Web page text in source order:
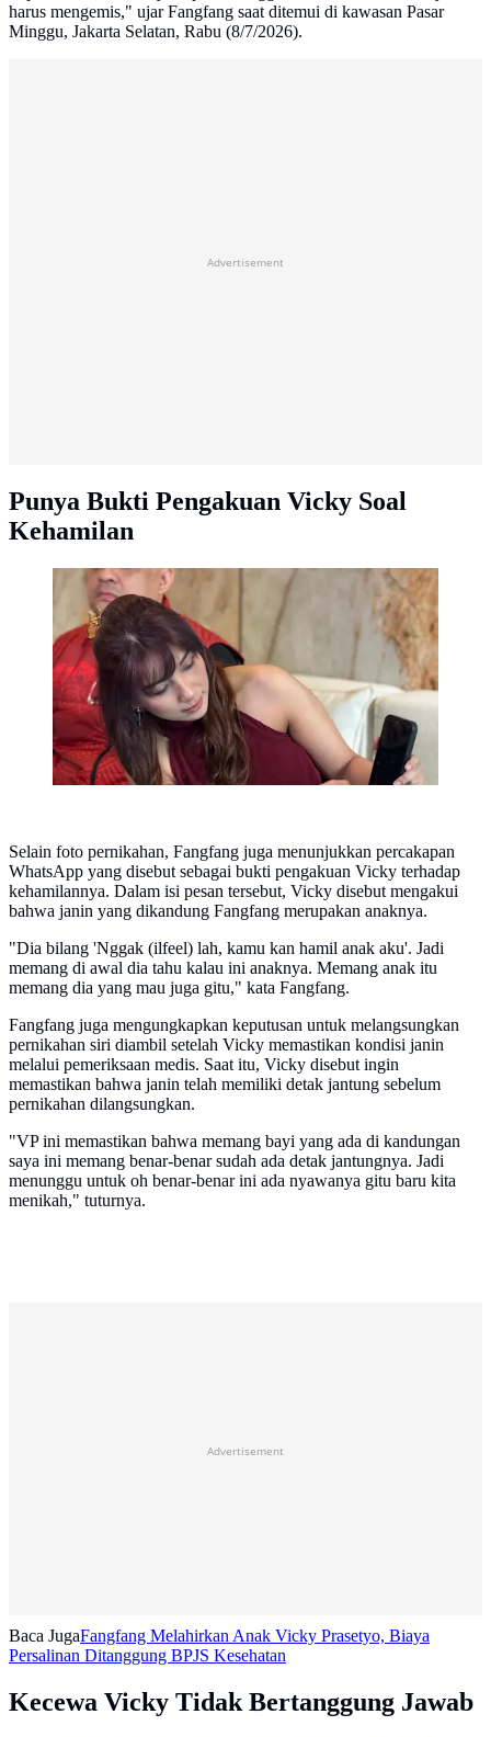
harus mengemis," ujar Fangfang saat ditemui di kawasan Pasar
Minggu, Jakarta Selatan, Rabu (8/7/2026).
Advertisement
Punya Bukti Pengakuan Vicky Soal
Kehamilan
Fangfang tunjukkan HP ke wartawan (©
KapanLagi.com/Fikri Alfi Rosyadi)
Selain foto pernikahan, Fangfang juga menunjukkan percakapan
WhatsApp yang disebut sebagai bukti pengakuan Vicky terhadap
kehamilannya. Dalam isi pesan tersebut, Vicky disebut mengakui
bahwa janin yang dikandung Fangfang merupakan anaknya.
"Dia bilang 'Nggak (ilfeel) lah, kamu kan hamil anak aku'. Jadi
memang di awal dia tahu kalau ini anaknya. Memang anak itu
memang dia yang mau juga gitu," kata Fangfang.
Fangfang juga mengungkapkan keputusan untuk melangsungkan
pernikahan siri diambil setelah Vicky memastikan kondisi janin
melalui pemeriksaan medis. Saat itu, Vicky disebut ingin
memastikan bahwa janin telah memiliki detak jantung sebelum
pernikahan dilangsungkan.
"VP ini memastikan bahwa memang bayi yang ada di kandungan
saya ini memang benar-benar sudah ada detak jantungnya. Jadi
menunggu untuk oh benar-benar ini ada nyawanya gitu baru kita
menikah," tuturnya.
Advertisement
Baca JugaFangfang Melahirkan Anak Vicky Prasetyo, Biaya
Persalinan Ditanggung BPJS Kesehatan
Kecewa Vicky Tidak Bertanggung Jawab